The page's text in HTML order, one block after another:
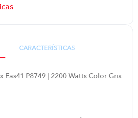
CARACTERÍSTICAS
Eas41 P8749 | 2200 Watts Color Gris